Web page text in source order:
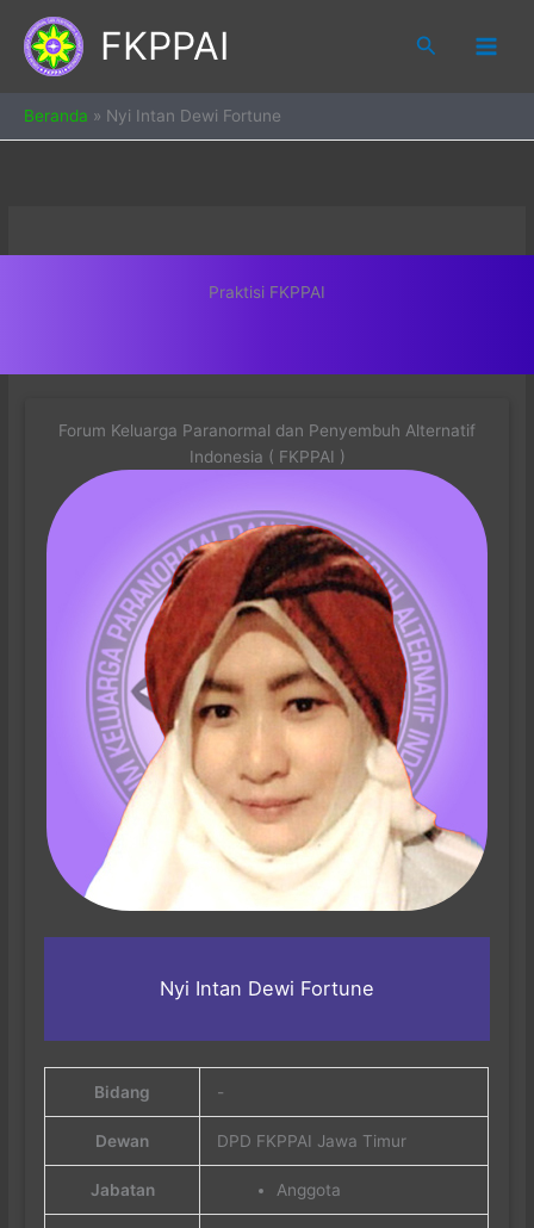
content
FKPPAI Search
Beranda » Nyi Intan Dewi Fortune
Praktisi FKPPAI
Forum Keluarga Paranormal dan Penyembuh Alternatif
Indonesia ( FKPPAI )
Nyi Intan Dewi Fortune
Bidang -
Dewan DPD FKPPAI Jawa Timur
Jabatan Anggota